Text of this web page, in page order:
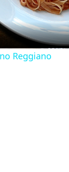
Reggiano